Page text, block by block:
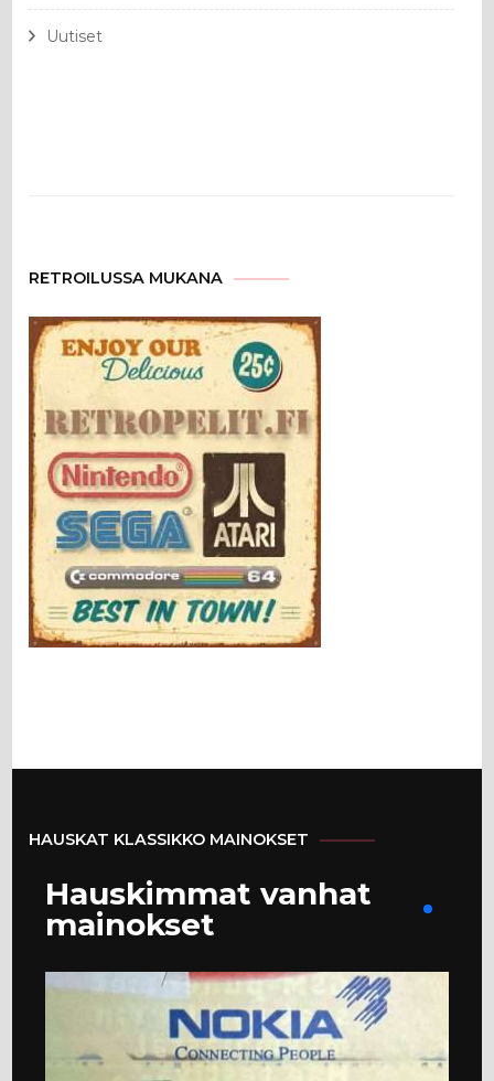
Uutiset
RETROILUSSA MUKANA
HAUSKAT KLASSIKKO MAINOKSET
Hauskimmat vanhat
mainokset